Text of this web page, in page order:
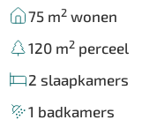
75 m2 wonen
120 m2 perceel
2 slaapkamers
1 badkamers